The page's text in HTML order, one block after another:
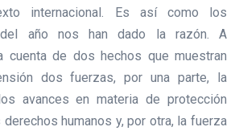
internacional. Es así como los
año nos han dado la razón. A
cuenta de dos hechos que muestran
dos fuerzas, por una parte, la
avances en materia de protección
humanos y, por otra, la fuerza